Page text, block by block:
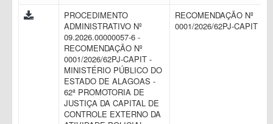
PROCEDIMENTO
ADMINISTRATIVO Nº
09.2026.00000057-6 -
RECOMENDAÇÃO Nº
0001/2026/62PJ-CAPIT -
MINISTÉRIO PÚBLICO DO
ESTADO DE ALAGOAS -
62ª PROMOTORIA DE
JUSTIÇA DA CAPITAL DE
CONTROLE EXTERNO DA
RECOMENDAÇÃO Nº
0001/2026/62PJ-CAPIT